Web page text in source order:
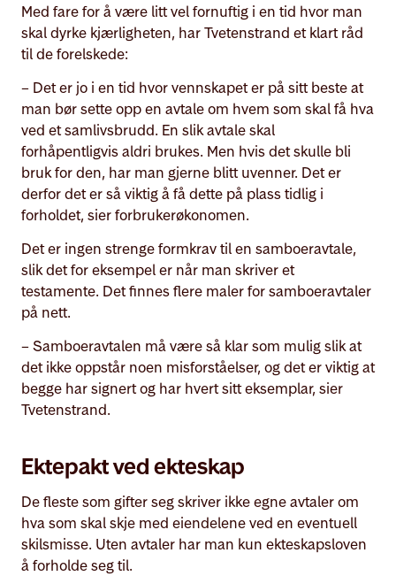
Med fare for å være litt vel fornuftig i en tid hvor man
skal dyrke kjærligheten, har Tvetenstrand et klart råd
til de forelskede:
– Det er jo i en tid hvor vennskapet er på sitt beste at
man bør sette opp en avtale om hvem som skal få hva
ved et samlivsbrudd. En slik avtale skal
forhåpentligvis aldri brukes. Men hvis det skulle bli
bruk for den, har man gjerne blitt uvenner. Det er
derfor det er så viktig å få dette på plass tidlig i
forholdet, sier forbrukerøkonomen.
Det er ingen strenge formkrav til en samboeravtale,
slik det for eksempel er når man skriver et
testamente. Det finnes flere maler for samboeravtaler
på nett.
– Samboeravtalen må være så klar som mulig slik at
det ikke oppstår noen misforståelser, og det er viktig at
begge har signert og har hvert sitt eksemplar, sier
Tvetenstrand.
Ektepakt ved ekteskap
De fleste som gifter seg skriver ikke egne avtaler om
hva som skal skje med eiendelene ved en eventuell
skilsmisse. Uten avtaler har man kun ekteskapsloven
å forholde seg til.